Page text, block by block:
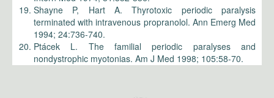
Shayne P, Hart A. Thyrotoxic periodic paralysis
terminated with intravenous propranolol. Ann Emerg Med
1994; 24:736-740.
Ptácek L. The familial periodic paralyses and
nondystrophic myotonias. Am J Med 1998; 105:58-70.